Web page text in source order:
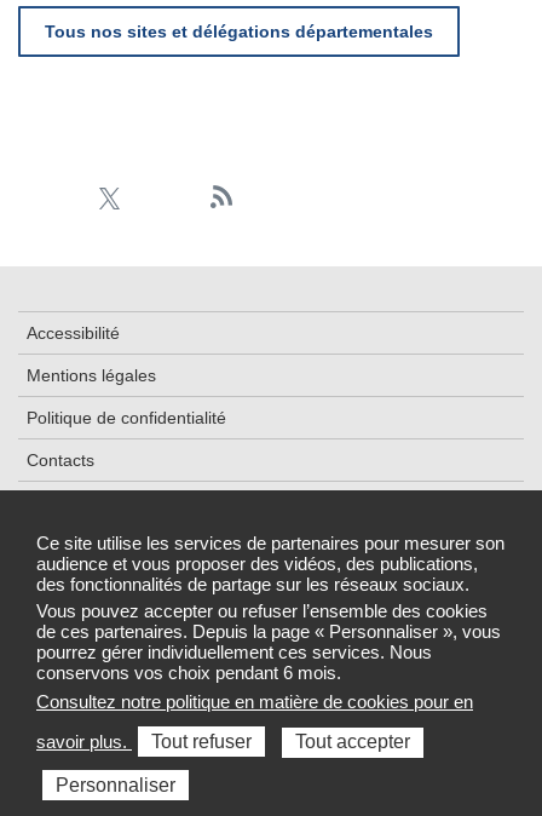
Ce site utilise les services de partenaires pour mesurer son
audience et vous proposer des vidéos, des publications,
des fonctionnalités de partage sur les réseaux sociaux.
Vous pouvez accepter ou refuser l’ensemble des cookies
de ces partenaires. Depuis la page « Personnaliser », vous
pourrez gérer individuellement ces services. Nous
conservons vos choix pendant 6 mois.
Consultez notre politique en matière de cookies pour en
savoir plus.
Tout refuser Tout accepter
Personnaliser
Tous nos sites et délégations départementales
Accessibilité
Mentions légales
Politique de confidentialité
Contacts
Cookies et traceurs
Gestion des cookies
ARS 2025
Sélectionnez une région pour accéder au site de votre Agence
régionale de santé
Toutes les ARS